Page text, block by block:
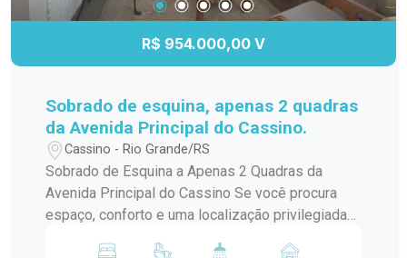
contato para conhecer todos os detalhes.
R$ 954.000,00 V
Sobrado de esquina, apenas 2 quadras
da Avenida Principal do Cassino.
Cassino - Rio Grande/RS
Sobrado de Esquina a Apenas 2 Quadras da
Avenida Principal do Cassino Se você procura
espaço, conforto e uma localização privilegiada